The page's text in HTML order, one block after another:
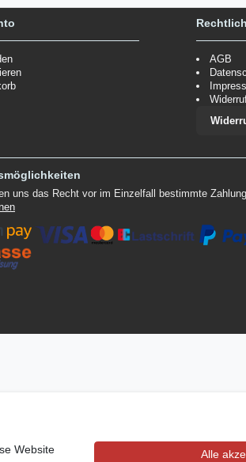
AGB
uns das Recht vor im Einzelfall bestimmte
Website
Alle